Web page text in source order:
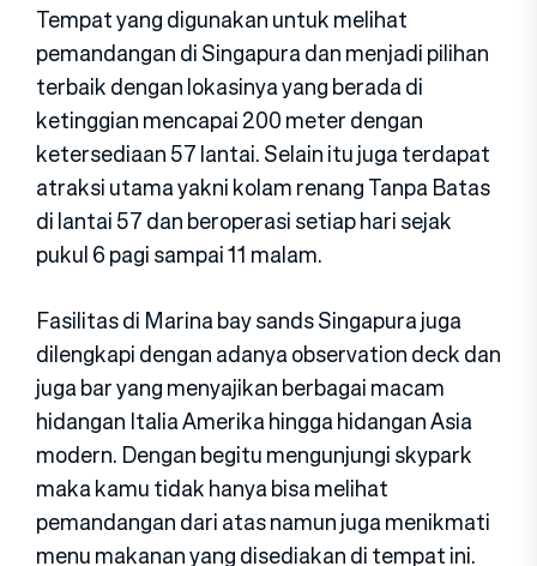
Tempat yang digunakan untuk melihat
pemandangan di Singapura dan menjadi pilihan
terbaik dengan lokasinya yang berada di
ketinggian mencapai 200 meter dengan
ketersediaan 57 lantai. Selain itu juga terdapat
atraksi utama yakni kolam renang Tanpa Batas
di lantai 57 dan beroperasi setiap hari sejak
pukul 6 pagi sampai 11 malam.
Fasilitas di Marina bay sands Singapura juga
dilengkapi dengan adanya observation deck dan
juga bar yang menyajikan berbagai macam
hidangan Italia Amerika hingga hidangan Asia
modern. Dengan begitu mengunjungi skypark
maka kamu tidak hanya bisa melihat
pemandangan dari atas namun juga menikmati
menu makanan yang disediakan di tempat ini.